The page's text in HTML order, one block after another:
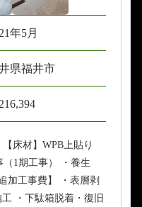
年5月
県福井市
【床材】WPB上貼り
（1期工事） ・養生
加工事費】 ・表層剥
・下駄箱脱着・復旧